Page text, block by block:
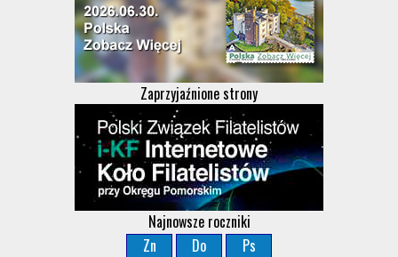
Zaprzyjaźnione strony
Najnowsze roczniki
Zn
Do
Ps